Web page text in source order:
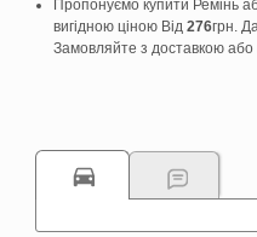
Пропонуємо купити Ремінь
вигідною ціною Від 276грн.
Замовляйте з доставкою